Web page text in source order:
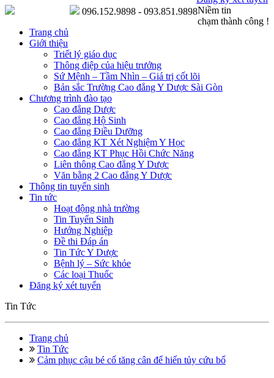
Niềm tin
chạm thành công !
096.152.9898 - 093.851.9898
Trang chủ
Giới thiệu
Triết lý giáo dục
Thông điệp của hiệu trưởng
Sứ Mệnh – Tầm Nhìn – Giá trị cốt lõi
Bản sắc Trường Cao đẳng Y Dược Sài Gòn
Chương trình đào tạo
Cao đẳng Dược
Cao đẳng Hộ Sinh
Cao đẳng Điều Dưỡng
Cao đẳng KT Xét Nghiệm Y Học
Cao đẳng KT Phục Hồi Chức Năng
Liên thông Cao đẳng Y Dược
Văn bằng 2 Cao đẳng Y Dược
Thông tin tuyển sinh
Tin tức
Hoạt động nhà trường
Tin Tuyển Sinh
Hướng Nghiệp
Đề thi Đáp án
Tin Tức Y Dược
Bệnh lý – Sức khỏe
Các loại Thuốc
Đăng ký xét tuyển
Tin Tức
Trang chủ
Tin Tức
Cảm phục cậu bé cố tăng cân để hiến tủy cứu bố